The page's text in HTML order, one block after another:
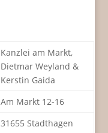
Kanzlei am Markt,
Dietmar Weyland &
Kerstin Gaida
Am Markt 12-16
31655 Stadthagen